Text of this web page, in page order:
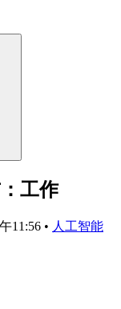
工作
11:56 • 人工智能